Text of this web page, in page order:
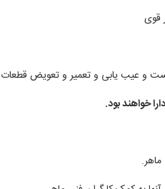
قوی
پست و عیب یابی و تعمیر و تعویض
خواهند بود.
.